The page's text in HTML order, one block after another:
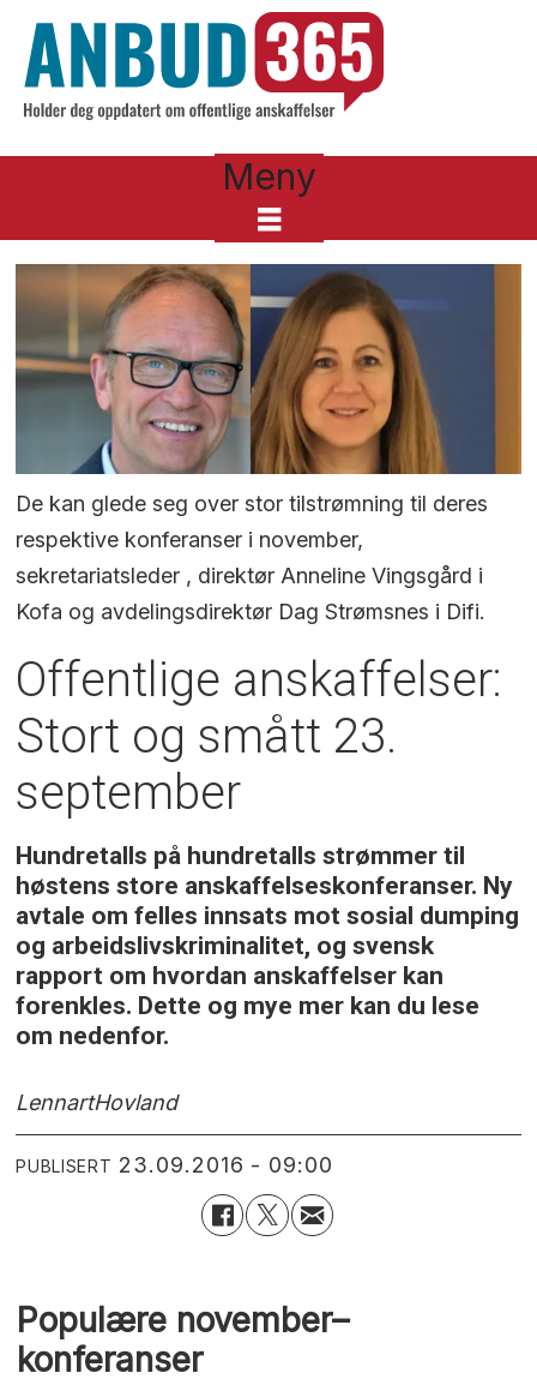
Meny
De kan glede seg over stor tilstrømning til deres
respektive konferanser i november,
sekretariatsleder , direktør Anneline Vingsgård i
Kofa og avdelingsdirektør Dag Strømsnes i Difi.
Offentlige anskaffelser:
Stort og smått 23.
september
Hundretalls på hundretalls strømmer til
høstens store anskaffelseskonferanser. Ny
avtale om felles innsats mot sosial dumping
og arbeidslivskriminalitet, og svensk
rapport om hvordan anskaffelser kan
forenkles. Dette og mye mer kan du lese
om nedenfor.
LennartHovland
PUBLISERT 23.09.2016 - 09:00
Populære november–
konferanser